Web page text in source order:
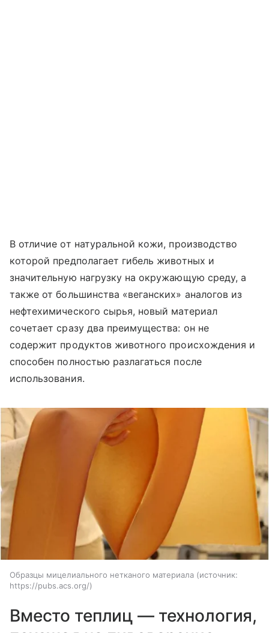
В отличие от натуральной кожи, производство
которой предполагает гибель животных и
значительную нагрузку на окружающую среду, а
также от большинства «веганских» аналогов из
нефтехимического сырья, новый материал
сочетает сразу два преимущества: он не
содержит продуктов животного происхождения и
способен полностью разлагаться после
использования.
Образцы мицелиального нетканого материала
источник:
https://pubs.acs.org/
Вместо теплиц — технология,